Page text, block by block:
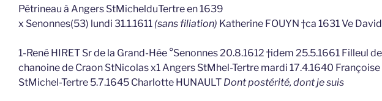
Pétrineau à Angers StMichelduTertre en 1639
x Senonnes(53) lundi 31.1.1611 (sans filiation) Katherine FOUYN †ca 1631 Ve
1-René HIRET Sr de la Grand-Hée °Senonnes 20.8.1612 †idem 25.5.1661 Filleul
chanoine de Craon StNicolas x1 Angers StMhel-Tertre mardi 17.4.1640
StMichel-Tertre 5.7.1645 Charlotte HUNAULT Dont postérité, dont je suis